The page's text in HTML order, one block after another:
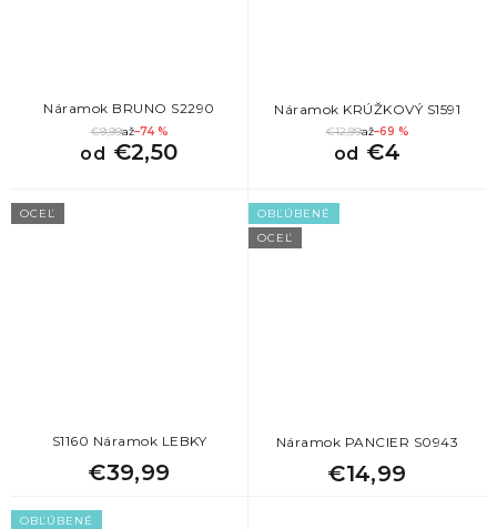
Náramok BRUNO S2290
€9,99až–74 %
od €2,50
Náramok KRÚŽKOVÝ S1591
€12,99až–69 %
od €4
OCEĽ
S1160 Náramok LEBKY
€39,99
OBĽÚBENÉ
OCEĽ
Náramok PANCIER S0943
€14,99
OBĽÚBENÉ